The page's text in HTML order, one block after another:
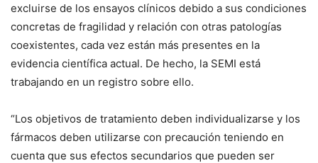
excluirse de los ensayos clínicos debido a sus condiciones
concretas de fragilidad y relación con otras patologías
coexistentes, cada vez están más presentes en la
evidencia científica actual. De hecho, la SEMI está
trabajando en un registro sobre ello.
“Los objetivos de tratamiento deben individualizarse y los
fármacos deben utilizarse con precaución teniendo en
cuenta que sus efectos secundarios que pueden ser